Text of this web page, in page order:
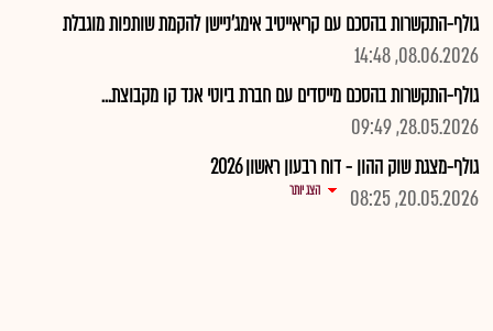
גולף-התקשרות בהסכם עם קריאייטיב אימג'ניישן להקמת שותפות מוגבלת
08.06.2026, 14:48
גולף-התקשרות בהסכם מייסדים עם חברת ביוטי אנד קו מקבוצת...
28.05.2026, 09:49
גולף-מצגת שוק ההון - דוח רבעון ראשון 2026
20.05.2026, 08:25
הצג יותר